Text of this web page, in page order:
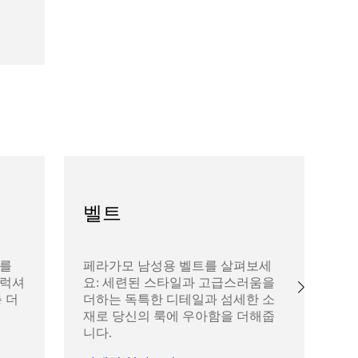
셔
더
벨트
페라가모 남성용 벨트를 살펴보세
요: 세련된 스타일과 고급스러움을
더하는 독특한 디테일과 섬세한 소
재로 당신의 룩에 우아함을 더해줍
니다.